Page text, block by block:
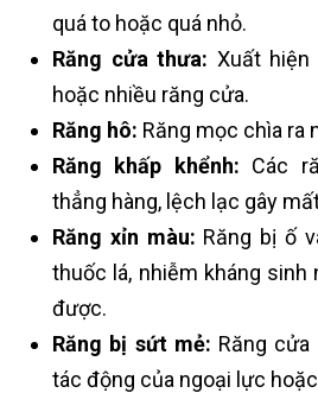
quá to hoặc quá nhỏ.
Răng cửa thưa: Xuất hiện
hoặc nhiều răng cửa.
Răng hô: Răng mọc chìa ra
Răng khấp khểnh: Các
thẳng hàng, lệch lạc gây
Răng xỉn màu: Răng bị ố
thuốc lá, nhiễm kháng sinh
được.
Răng bị sứt mẻ: Răng
tác động của ngoại lực